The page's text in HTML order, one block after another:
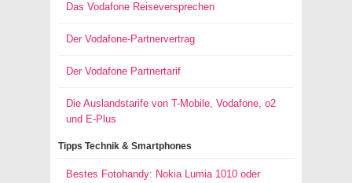
Das Vodafone Reiseversprechen
Der Vodafone-Partnervertrag
Der Vodafone Partnertarif
Die Auslandstarife von T-Mobile, Vodafone, o2
und E-Plus
Tipps Technik & Smartphones
Bestes Fotohandy: Nokia Lumia 1010 oder